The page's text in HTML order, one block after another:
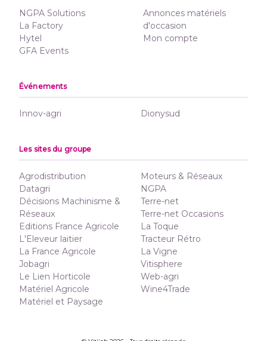
NGPA Solutions
La Factory
Hytel
GFA Events
Annonces matériels
d'occasion
Mon compte
Événements
Innov-agri Dionysud
Les sites du groupe
Agrodistribution
Datagri
Décisions Machinisme &
Réseaux
Editions France Agricole
L'Eleveur laitier
La France Agricole
Jobagri
Le Lien Horticole
Matériel Agricole
Matériel et Paysage
Moteurs & Réseaux
NGPA
Terre-net
Terre-net Occasions
La Toque
Tracteur Rétro
La Vigne
Vitisphere
Web-agri
Wine4Trade